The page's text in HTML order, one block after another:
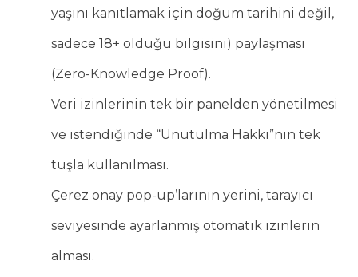
yaşını kanıtlamak için doğum tarihini değil,
sadece 18+ olduğu bilgisini) paylaşması
(Zero-Knowledge Proof).
Veri izinlerinin tek bir panelden yönetilmesi
ve istendiğinde “Unutulma Hakkı”nın tek
tuşla kullanılması.
Çerez onay pop-up’larının yerini, tarayıcı
seviyesinde ayarlanmış otomatik izinlerin
alması.